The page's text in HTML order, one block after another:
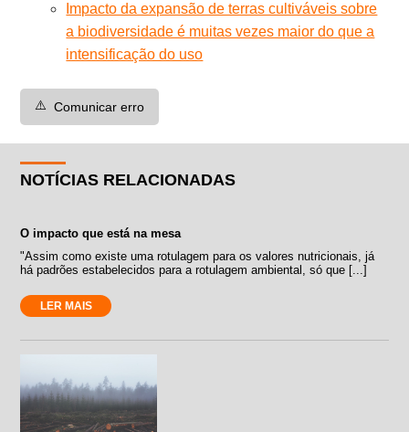
Impacto da expansão de terras cultiváveis sobre
a biodiversidade é muitas vezes maior do que a
intensificação do uso
⚠️ Comunicar erro
NOTÍCIAS RELACIONADAS
O impacto que está na mesa
"Assim como existe uma rotulagem para os valores nutricionais, já
há padrões estabelecidos para a rotulagem ambiental, só que [...]
LER MAIS